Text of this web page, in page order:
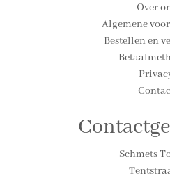
Over
Algemene
Bestellen en
Schmets